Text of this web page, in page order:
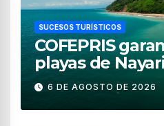
SUCESOS TURÍSTICOS
COFEPRIS
playas de
para uso
6 DE AGOSTO DE 2026